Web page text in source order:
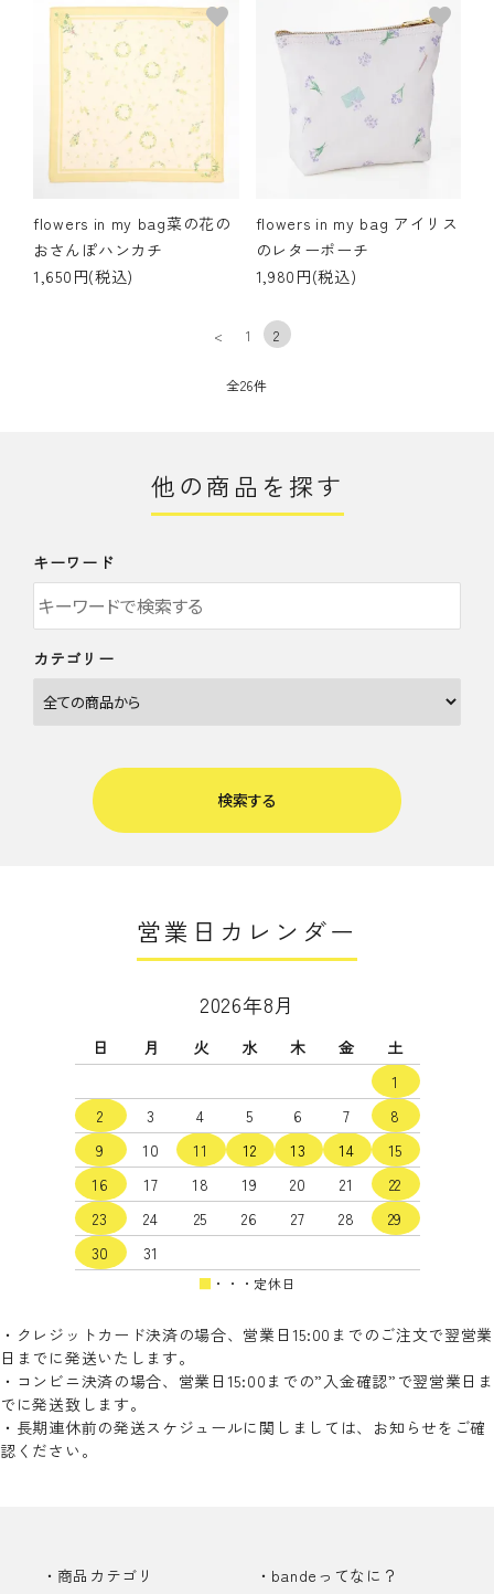
flowers in my bag菜の花の
おさんぽハンカチ
1,650円(税込)
favorite
flowers in my bag アイリス
のレターポーチ
1,980円(税込)
favorite
< 1 2
全26件
他の商品を探す
キーワード
カテゴリー
検索する
カテゴリー
検索する
営業日カレンダー
2026年8月
日 月 火 水 木 金
土
1
2
3 4 5 6 7
8
9
10 11 12 13 14
15
16
17 18 19 20 21
22
23
24 25 26 27 28
29
30
31
■ ・・・定休日
・クレジットカード決済の場合、営業日15:00までのご注文で翌営業
日までに発送いたします。
・コンビニ決済の場合、営業日15:00までの”入金確認”で翌営業日ま
でに発送致します。
・長期連休前の発送スケジュールに関しましては、お知らせをご確
認ください。
商品カテゴリ
bandeってなに？